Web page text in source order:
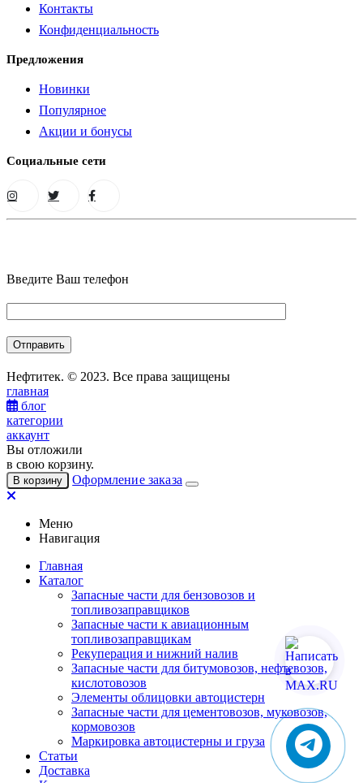
Контакты
Конфиденциальность
Предложения
Новинки
Популярное
Акции и бонусы
Социальные сети
Введите Ваш телефон
Нефтитек. © 2023. Все права защищены
главная
блог
категории
аккаунт
Вы отложили
в свою корзину.
В корзину Оформление заказа
Меню
Навигация
Главная
Каталог
Запасные части для бензовозов и
топливозаправщиков
Запасные части к авиационным
топливозаправщикам
Рекуперация и нижний налив
Запасные части для битумовозов, нефтевозов,
кислотовозов
Элементы облицовки автоцистерн
Запасные части для цементовозов, муковозов,
кормовозов
Маркировка автоцистерны и груза
Статьи
Доставка